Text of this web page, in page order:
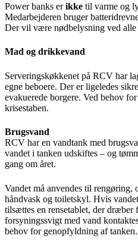
Power banks erikke til varme og
Medarbejderen bruger
Der vil være nødbelysning ved alle
Mad og drikkevand
Serveringskøkkenet på RCV har
egne beboere. Der er ligeledes
evakuerede borgere. Ved behov
krisestaben.
Brugsvand
RCV har en vandtank med
vandet i tanken udskiftes – og
gang om året.
Vandet må anvendes til
håndvask og toiletskyl. Hvis
tilsættes en rensetablet, der dræber
forsyningssvigt med vand
behov for genopfyldning af tanken.